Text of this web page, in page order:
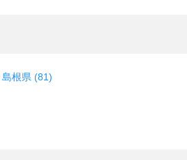
島根県 (81)